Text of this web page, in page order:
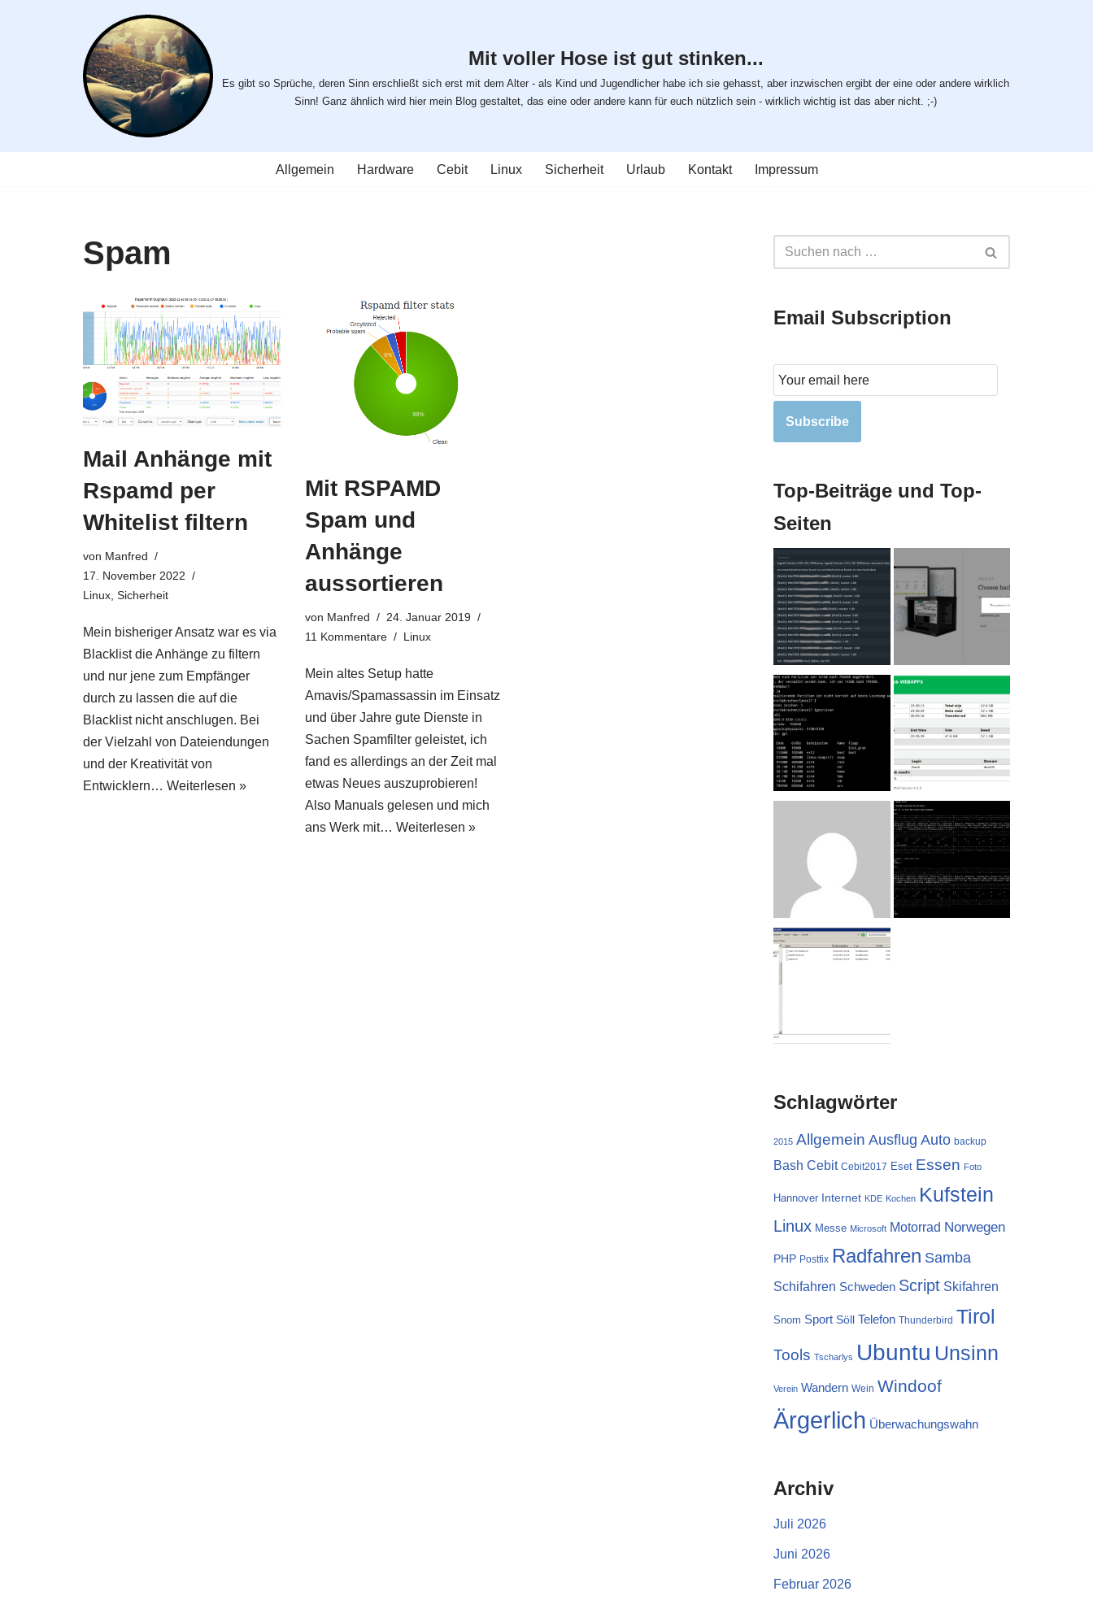
Mit voller Hose ist gut stinken...
Es gibt so Sprüche, deren Sinn erschließt sich erst mit dem Alter - als Kind und Jugendlicher habe ich sie gehasst, aber inzwischen ergibt der eine oder andere wirklich
Sinn! Ganz ähnlich wird hier mein Blog gestaltet, das eine oder andere kann für euch nützlich sein - wirklich wichtig ist das aber nicht. ;-)
Allgemein Hardware Cebit Linux Sicherheit Urlaub Kontakt Impressum
Spam
Mail Anhänge mit
Rspamd per
Whitelist filtern
von Manfred
17. November 2022
Linux Sicherheit
Mein bisheriger Ansatz war es via
Blacklist die Anhänge zu filtern
und nur jene zum Empfänger
durch zu lassen die auf die
Blacklist nicht anschlugen. Bei
der Vielzahl von Dateiendungen
und der Kreativität von
Entwicklern… Weiterlesen »
Mit RSPAMD
Spam und
Anhänge
aussortieren
von Manfred
24. Januar 2019
11 Kommentare
Linux
Mein altes Setup hatte
Amavis/Spamassassin im Einsatz
und über Jahre gute Dienste in
Sachen Spamfilter geleistet, ich
fand es allerdings an der Zeit mal
etwas Neues auszuprobieren!
Also Manuals gelesen und mich
ans Werk mit… Weiterlesen »
Email Subscription
Subscribe
Top-Beiträge und Top-
Seiten
Schlagwörter
2015 Allgemein Ausflug Auto backup
Bash Cebit Cebit2017 Eset Essen Foto
Hannover Internet KDE Kochen Kufstein
Linux Messe Microsoft Motorrad Norwegen
PHP Postfix Radfahren Samba
Schifahren Schweden Script Skifahren
Snom Sport Söll Telefon Thunderbird Tirol
Tools Tscharlys Ubuntu Unsinn
Verein Wandern Wein Windoof
Ärgerlich Überwachungswahn
Archiv
Juli 2026
Juni 2026
Februar 2026